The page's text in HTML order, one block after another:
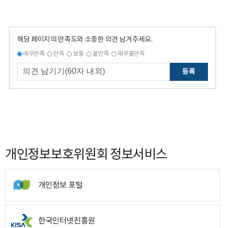
해당 페이지의 만족도와 소중한 의견 남겨주세요.
매우만족 만족 보통 불만족 매우불만족
등록
개인정보보호위원회 정보서비스
개인정보 포털
한국인터넷진흥원